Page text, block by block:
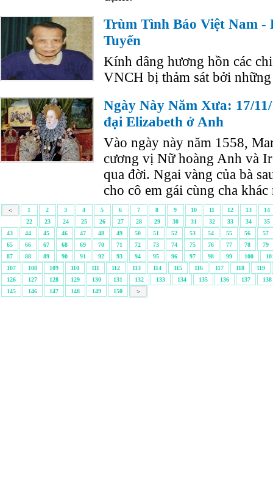
Trùm Tình Báo Việt Nam -
Tuyến
Kính dâng hương hồn các
VNCH bị thảm sát bởi
Ngày Này Năm Xưa: 17/
đại Elizabeth ở Anh
Vào ngày này năm 1558,
cương vị Nữ hoàng Anh và
qua đời. Ngai vàng của bà
cho cô em gái cùng cha
< 1 2 3 4 5 6 7 8 9 10 11 12 13
14
22
23 24 25 26 27 28 29 30 31 32 33 34
35
43
44 45 46 47 48 49 50 51 52 53 54 55 56
57
65
66 67 68 69 70 71 72 73 74 75 76 77 78
79
87
88 89 90 91 92 93 94 95 96 97 98 99 100
107
108 109 110 111 112 113 114 115 116 117 118
119
126
127 128 129 130 131 132 133 134 135 136 137
138
145
146 147 148 149 150 >